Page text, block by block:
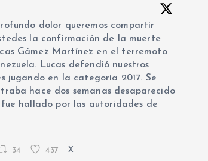
dolor queremos compartir
la confirmación de la muerte
Gámez Martínez en el terremoto
Lucas defendió nuestros
jugando en la categoría 2017. Se
hace dos semanas desaparecido
hallado por las autoridades de
34 437 X